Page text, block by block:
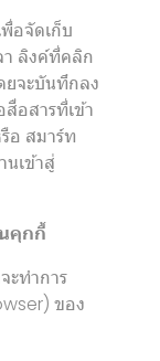
อจัดเก็บ
า ลิงค์ที่คลิก
ยจะบันทึกลง
อสารที่เข้า
อ สมาร์ท
นเข้าสู่
คุกกี้
ะทำการ
ของ